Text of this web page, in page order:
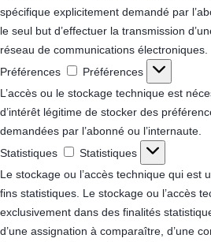
spécifique explicitement demandé par
le seul but d’effectuer la transmission
réseau de communications électroniques.
Préférences
Préférences
L’accès ou le stockage technique est
d’intérêt légitime de stocker des
demandées par l’abonné ou l’internaute.
Statistiques
Statistiques
Le stockage ou l’accès technique qui est
fins statistiques. Le stockage ou l’accès
exclusivement dans des finalités
d’une assignation à comparaître, d’une